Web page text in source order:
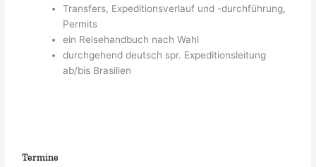
Transfers, Expeditionsverlauf und -durchführung,
Permits
ein Reisehandbuch nach Wahl
durchgehend deutsch spr. Expeditionsleitung
ab/bis Brasilien
Termine